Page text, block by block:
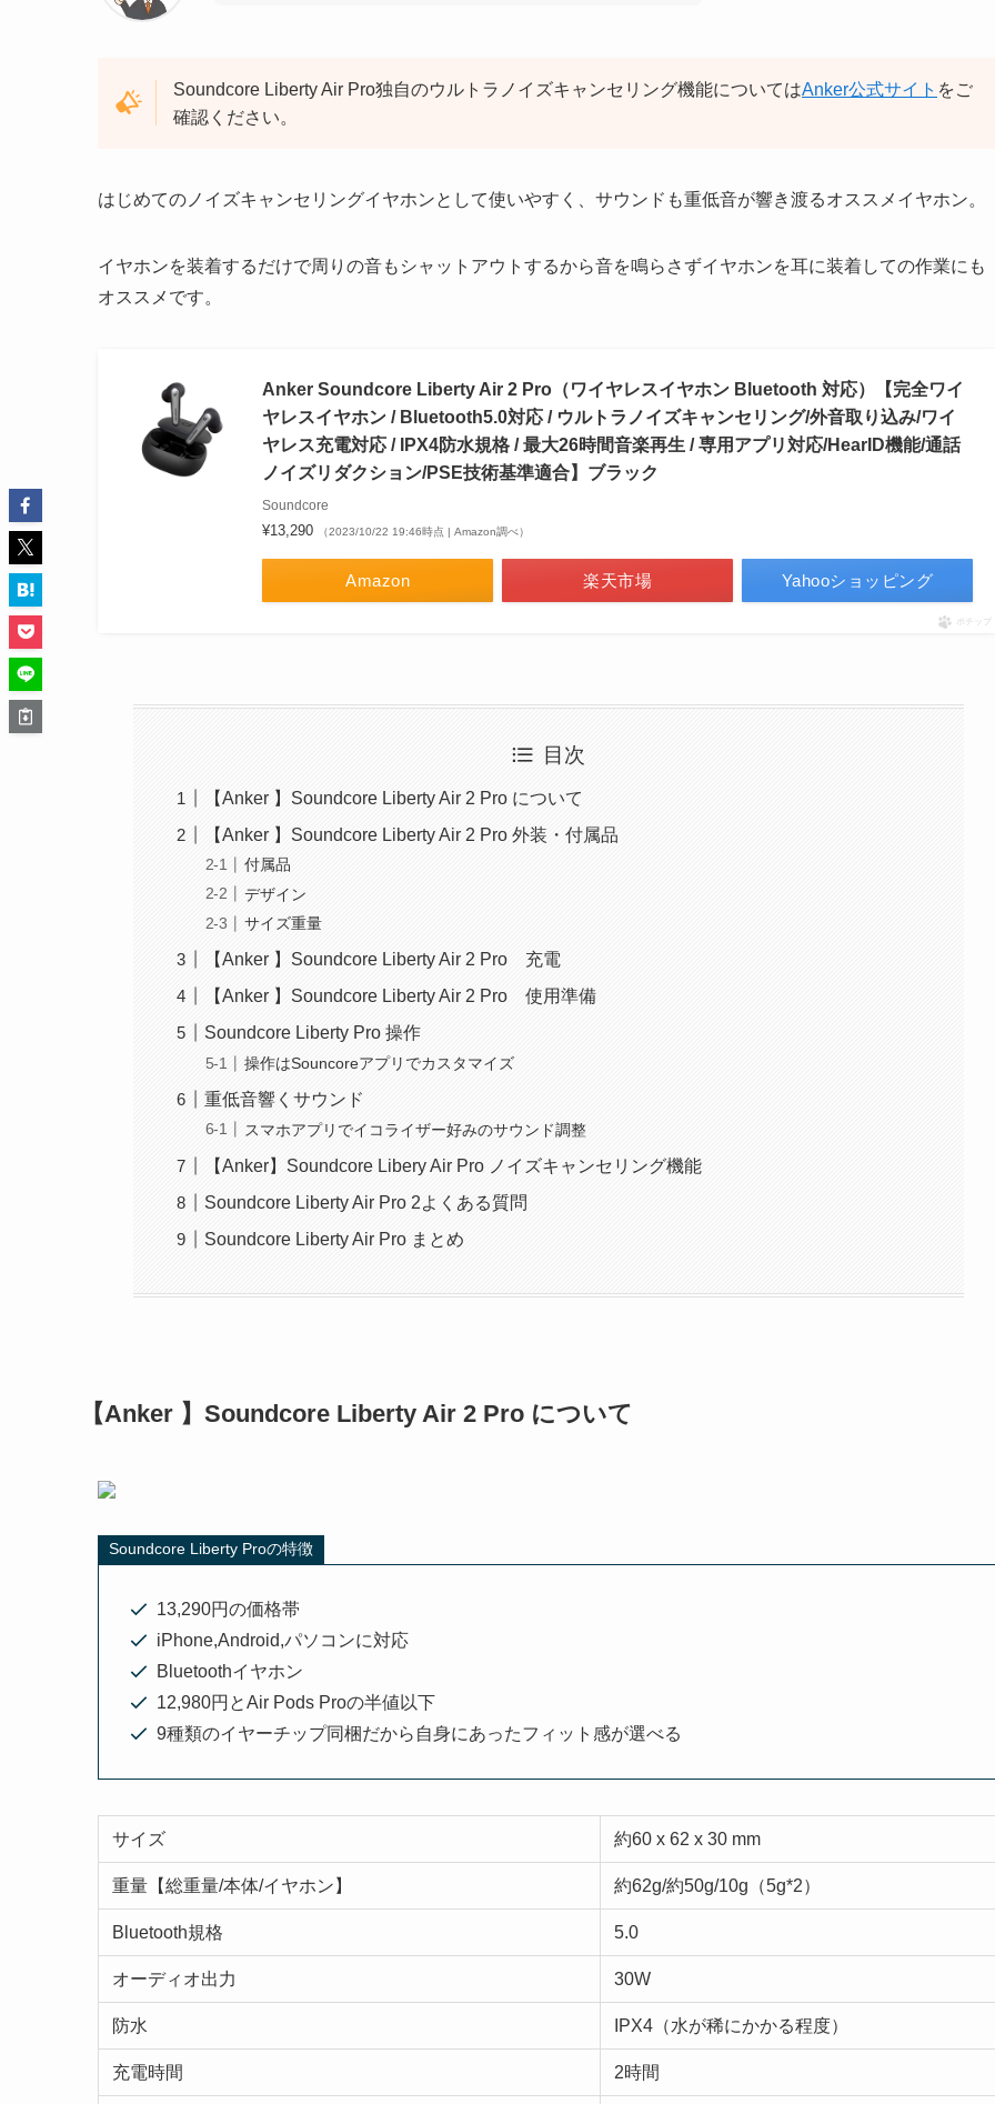
Soundcore Liberty Air Pro独自のウルトラノイズキャンセリング機能についてはAnker公式サイト をご
確認ください。
はじめてのノイズキャンセリングイヤホンとして使いやすく、サウンドも重低音が響き渡るオススメイヤホン。
イヤホンを装着するだけで周りの音もシャットアウトするから音を鳴らさずイヤホンを耳に装着しての作業にも
オススメです。
Anker Soundcore Liberty Air 2 Pro（ワイヤレスイヤホン Bluetooth 対応）【完全ワイ
ヤレスイヤホン / Bluetooth5.0対応 / ウルトラノイズキャンセリング/外音取り込み/ワイ
ヤレス充電対応 / IPX4防水規格 / 最大26時間音楽再生 / 専用アプリ対応/HearID機能/通話
ノイズリダクション/PSE技術基準適合】ブラック
Soundcore
¥13,290 （2023/10/22 19:46時点 | Amazon調べ）
Amazon 楽天市場 Yahooショッピング
ポチップ
目次
【Anker 】Soundcore Liberty Air 2 Pro について
【Anker 】Soundcore Liberty Air 2 Pro 外装・付属品
付属品
デザイン
サイズ重量
【Anker 】Soundcore Liberty Air 2 Pro 充電
【Anker 】Soundcore Liberty Air 2 Pro 使用準備
Soundcore Liberty Pro 操作
操作はSouncoreアプリでカスタマイズ
重低音響くサウンド
スマホアプリでイコライザー好みのサウンド調整
【Anker】Soundcore Libery Air Pro ノイズキャンセリング機能
Soundcore Liberty Air Pro 2よくある質問
Soundcore Liberty Air Pro まとめ
【Anker 】 Soundcore Liberty Air 2 Pro について
Soundcore Liberty Proの特徴
13,290円の価格帯
iPhone,Android,パソコンに対応
Bluetoothイヤホン
12,980円とAir Pods Proの半値以下
9種類のイヤーチップ同梱だから自身にあったフィット感が選べる
サイズ 約60 x 62 x 30 mm
重量【総重量/本体/イヤホン】 約62g/約50g/10g（5g*2）
Bluetooth規格 5.0
オーディオ出力 30W
防水 IPX4（水が稀にかかる程度）
充電時間 2時間